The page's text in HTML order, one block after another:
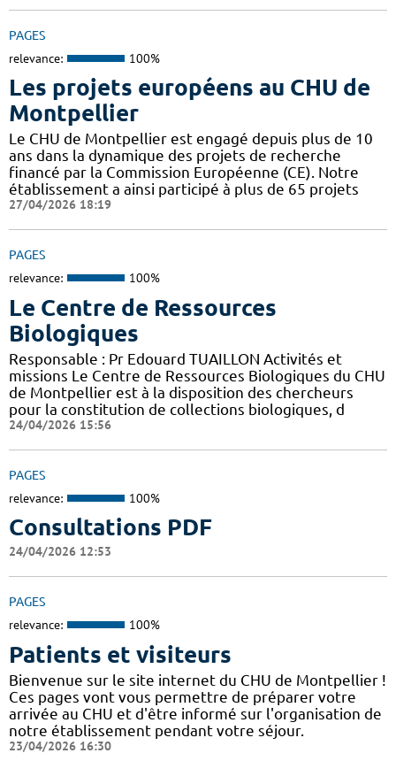
PAGES
relevance: 100%
Les projets européens au CHU de
Montpellier
Le CHU de Montpellier est engagé depuis plus de 10
ans dans la dynamique des projets de recherche
financé par la Commission Européenne (CE). Notre
établissement a ainsi participé à plus de 65 projets
27/04/2026 18:19
PAGES
relevance: 100%
Le Centre de Ressources
Biologiques
Responsable : Pr Edouard TUAILLON Activités et
missions Le Centre de Ressources Biologiques du CHU
de Montpellier est à la disposition des chercheurs
pour la constitution de collections biologiques, d
24/04/2026 15:56
PAGES
relevance: 100%
Consultations PDF
24/04/2026 12:53
PAGES
relevance: 100%
Patients et visiteurs
Bienvenue sur le site internet du CHU de Montpellier !
Ces pages vont vous permettre de préparer votre
arrivée au CHU et d'être informé sur l'organisation de
notre établissement pendant votre séjour.
23/04/2026 16:30